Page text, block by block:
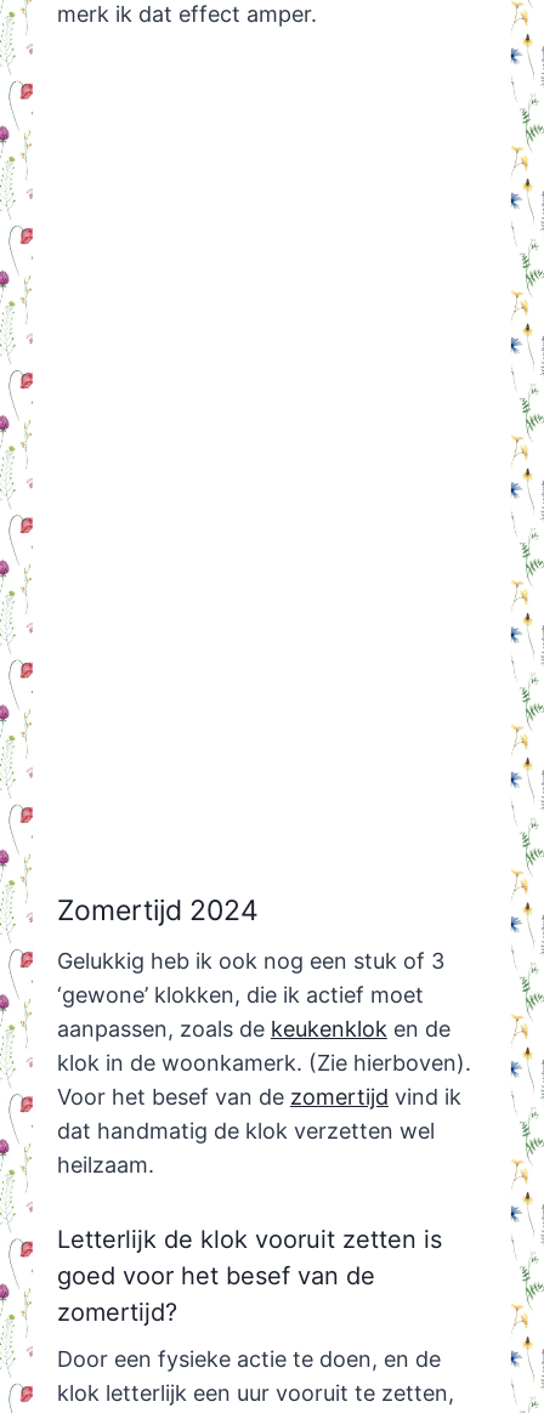
merk ik dat effect amper.
Zomertijd 2024
Gelukkig heb ik ook nog een stuk of 3
‘gewone’ klokken, die ik actief moet
aanpassen, zoals de keukenklok en de
klok in de woonkamerk. (Zie hierboven).
Voor het besef van de zomertijd vind ik
dat handmatig de klok verzetten wel
heilzaam.
Letterlijk de klok vooruit zetten is
goed voor het besef van de
zomertijd?
Door een fysieke actie te doen, en de
klok letterlijk een uur vooruit te zetten,